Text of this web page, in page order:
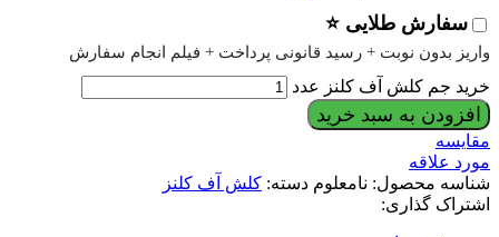
سفارش طلایی ⭐
واریز بدون نوبت + رسید قانونی پرداخت + فیلم انجام سفارش
خرید جم کلش آف کلنز عدد
افزودن به سبد خرید
مقایسه
مورد علاقه
شناسه محصول: نامعلوم دسته: کلش آف کلنز
اشتراک گذاری: